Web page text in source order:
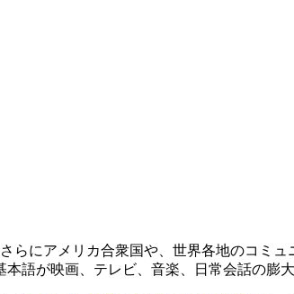
らにアメリカ合衆国や、世界各地のコミ
語が映画、テレビ、音楽、日常会話の膨